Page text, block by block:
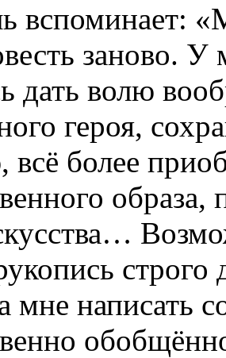
вспоминает:
заново.
дать волю
героя,
более
образа,
строго
мне написать